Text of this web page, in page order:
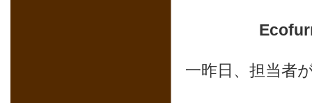
一昨日、担当者